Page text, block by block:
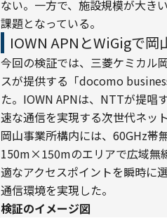
ない。一方で、施設規模が大き
課題となっている。
IOWN APNとWiGigで
今回の検証では、三菱ケミカル
スが提供する「docomo
た。IOWN APNは、NTTが提
速な通信を実現する次世代ネッ
岡山事業所構内には、60GHz帯
150m×150mのエリアで広域無
適なアクセスポイントを瞬時に
通信環境を実現した。
検証のイメージ図